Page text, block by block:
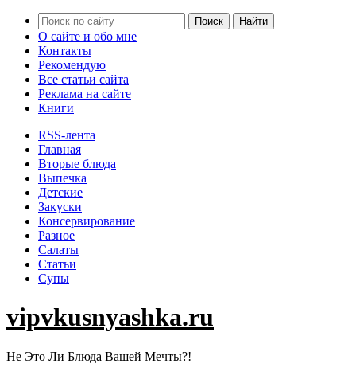
О сайте и обо мне
Контакты
Рекомендую
Все статьи сайта
Реклама на сайте
Книги
RSS-лента
Главная
Вторые блюда
Выпечка
Детские
Закуски
Консервирование
Разное
Салаты
Статьи
Супы
vipvkusnyashka.ru
Не Это Ли Блюда Вашей Мечты?!